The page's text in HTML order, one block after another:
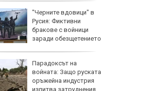
"Черните вдовици" в
Русия: Фиктивни
бракове с войници
заради обезщетението
Парадоксът на
войната: Защо руската
оръжейна индустрия
изпитва затруднения